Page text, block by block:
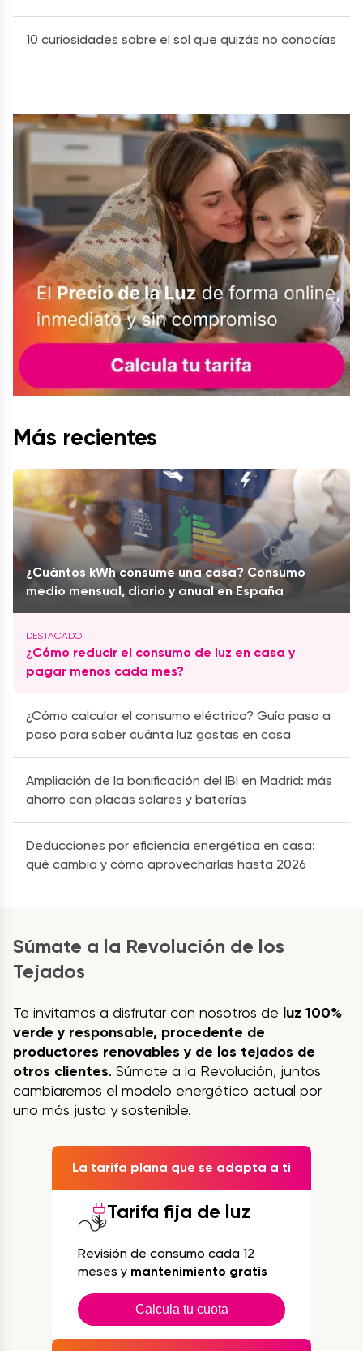
10 curiosidades sobre el sol que quizás no conocías
Más recientes
¿Cuántos kWh consume una casa? Consumo
medio mensual, diario y anual en España
¿Cómo reducir el consumo de luz en casa y
pagar menos cada mes?
¿Cómo calcular el consumo eléctrico? Guía paso a
paso para saber cuánta luz gastas en casa
Ampliación de la bonificación del IBI en Madrid: más
ahorro con placas solares y baterías
Deducciones por eficiencia energética en casa:
qué cambia y cómo aprovecharlas hasta 2026
Súmate a la Revolución de los
Tejados
Te invitamos a disfrutar con nosotros de luz 100%
verde y responsable, procedente de
productores renovables y de los tejados de
otros clientes. Súmate a la Revolución, juntos
cambiaremos el modelo energético actual por
uno más justo y sostenible.
La tarifa plana que se adapta a ti
Tarifa fija de luz
Revisión de consumo cada 12
meses y mantenimiento gratis
Calcula tu cuota